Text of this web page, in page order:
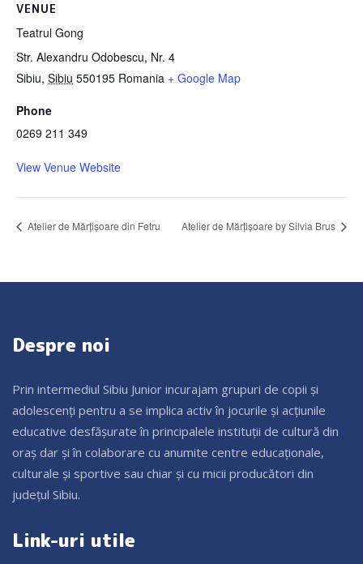
VENUE
Teatrul Gong
Str. Alexandru Odobescu, Nr. 4
Sibiu, Sibiu 550195 Romania + Google Map
Phone
0269 211 349
View Venue Website
Atelier de Mărțișoare din Fetru Atelier de Mărțișoare by Silvia Brus
Despre noi
Prin intermediul Sibiu Junior incurajam grupuri de copii și
adolescenți pentru a se implica activ în jocurile și acțiunile
educative desfășurate în principalele instituții de cultură din
oraș dar și în colaborare cu anumite centre educaționale,
culturale și sportive sau chiar și cu micii producători din
județul Sibiu.
Link-uri utile